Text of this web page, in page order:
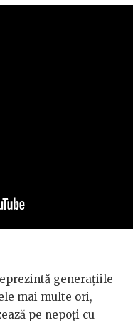
generațiile
mai multe ori,
pe nepoți cu